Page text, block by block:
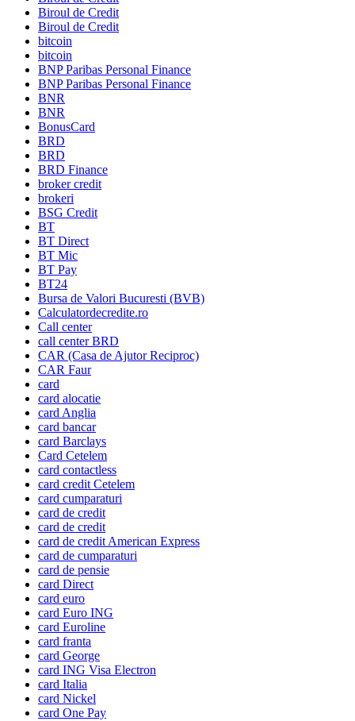
Biroul de Credit
Biroul de Credit
bitcoin
bitcoin
BNP Paribas Personal Finance
BNP Paribas Personal Finance
BNR
BNR
BonusCard
BRD
BRD
BRD Finance
broker credit
brokeri
BSG Credit
BT
BT Direct
BT Mic
BT Pay
BT24
Bursa de Valori Bucuresti (BVB)
Calculatordecredite.ro
Call center
call center BRD
CAR (Casa de Ajutor Reciproc)
CAR Faur
card
card alocatie
card Anglia
card bancar
card Barclays
Card Cetelem
card contactless
card credit Cetelem
card cumparaturi
card de credit
card de credit
card de credit American Express
card de cumparaturi
card de pensie
card Direct
card euro
card Euro ING
card Euroline
card franta
card George
card ING Visa Electron
card Italia
card Nickel
card One Pay